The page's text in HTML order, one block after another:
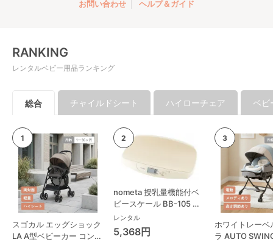
お問い合わせ ヘルプ＆ガイド
RANKING
レンタルベビー用品ランキング
総合 チャイルドシート ハイローチェア ベビ
スゴカル エッグショック
LA A型ベビーカー コンビ
nometa 授乳量機能付ベ
ビースケール BB-105 タ
ニタ(TANITA) ベビースケ
ール・体重計
レンタル
5,368円
ホワイトレーベ
ラ AUTO